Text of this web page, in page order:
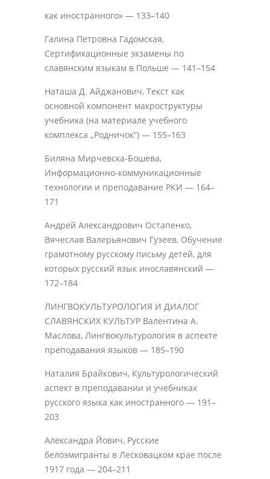
как иностранного» — 133–140
Галина Петровна Гадомская,
Сертификационные экзамены по
славянским языкам в Польше — 141–154
Наташа Д. Айджанович, Текст как
основной компонент макроструктуры
учебника (на материале учебного
комплекса „Родничок”) — 155–163
Биляна Мирчевска-Бошева,
Информационно-коммуникационные
технологии и преподавание РКИ — 164–
171
Андрей Александрович Остапенко,
Вячеслав Валерьянович Гузеев, Обучение
грамотному русскому письму детей, для
которых русский язык инославянский —
172–184
ЛИНГВОКУЛЬТУРОЛОГИЯ И ДИАЛОГ
СЛАВЯНСКИХ КУЛЬТУР Валентина A.
Маслова, Лингвокультурология в аспекте
преподавания языков — 185–190
Наталия Брайкович, Культурологический
аспект в преподавании и учебниках
русского языка как иностранного — 191–
203
Александра Йович, Русские
белоэмигранты в Лесковацком крае после
1917 года — 204–211